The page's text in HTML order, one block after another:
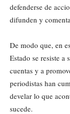
defenderse de
difunden y
De modo que, en
Estado se resiste
cuentas y a
periodistas han
develar lo que
sucede.